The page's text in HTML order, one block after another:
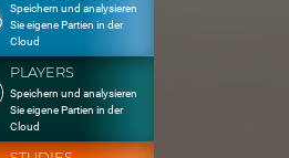
Speichern und analysieren
Sie eigene Partien in der
Cloud
PLAYERS
Speichern und analysieren
Sie eigene Partien in der
Cloud